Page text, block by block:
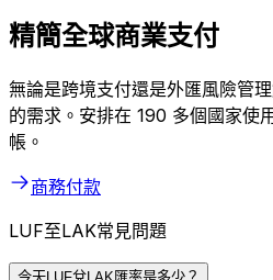
精簡全球商業支付
無論是跨境支付還是外匯風險管
的需求。安排在 190 多個國家使
帳。
商務付款
LUF至LAK常見問題